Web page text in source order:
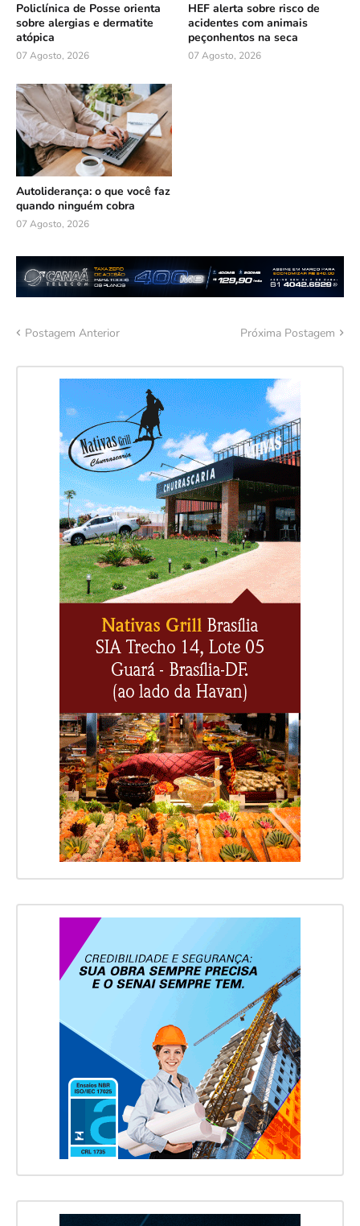
Policlínica de Posse orienta
sobre alergias e dermatite
atópica
07 Agosto, 2026
HEF alerta sobre risco de
acidentes com animais
peçonhentos na seca
07 Agosto, 2026
Autoliderança: o que você faz
quando ninguém cobra
07 Agosto, 2026
Postagem Anterior Próxima Postagem